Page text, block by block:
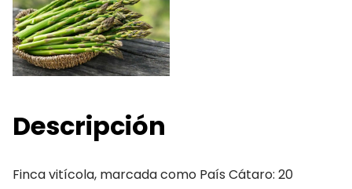
Descripción
Finca vitícola, marcada como País Cátaro: 20